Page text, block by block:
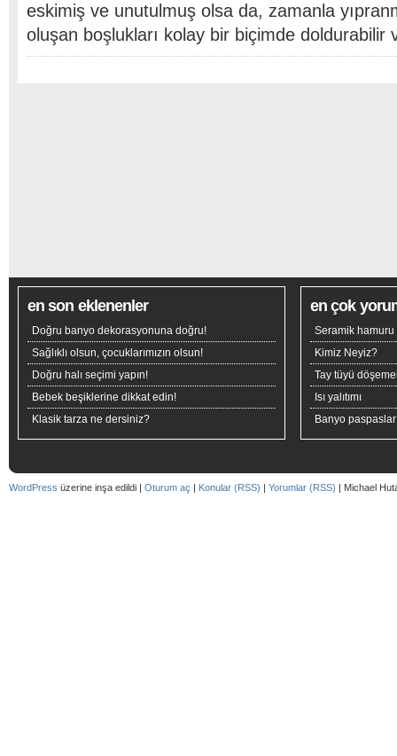
eskimiş ve unutulmuş olsa da, zamanla
oluşan boşlukları kolay bir biçimde
en son eklenenler
Doğru banyo dekorasyonuna doğru!
Sağlıklı olsun, çocuklarımızın olsun!
Doğru halı seçimi yapın!
Bebek beşiklerine dikkat edin!
Klasik tarza ne dersiniz?
en çok
Seramik hamuru
Kimiz Neyiz?
Tay tüyü
Isı yalıtımı
Banyo
WordPress üzerine inşa edildi | Oturum aç | Konular (RSS) | Yorumlar (RSS) | Michael